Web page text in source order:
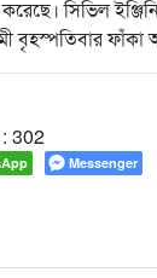
করেছে। সিভিল
বৃহস্পতিবার ফাঁকা
302
Messenger